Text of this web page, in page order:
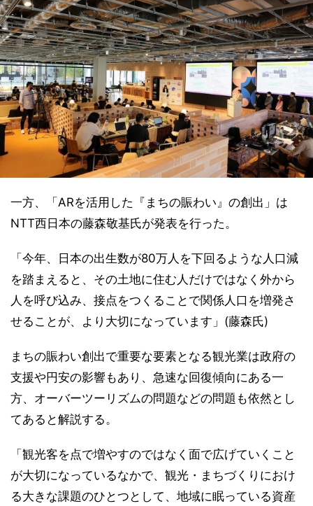
一方、「ARを活用した『まちの賑わい』の創出」は
NTT西日本の藤森敬基氏が発表を行った。
「今年、日本の出生数が80万人を下回るような人口減
を踏まえると、その土地に住む人だけではなく外から
人を呼び込み、接点をつくることで関係人口を増発さ
せることが、より大切になっています」(藤森氏)
まちの賑わい創出で重要な要素となる観光業は政府の
支援や円安の影響もあり、急速な回復傾向にある一
方、オーバーツーリズムの問題などの問題も依然とし
てあると解説する。
「観光客を点で増やすのではなく面で広げていくこと
が大切になっているなかで、観光・まちづくりにおけ
る大きな課題のひとつとして、地域に眠っている資産